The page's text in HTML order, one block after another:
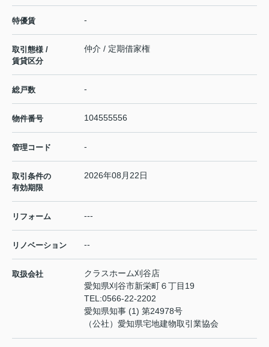
特優賃 -
取引態様 /
賃貸区分
仲介 / 定期借家権
総戸数 -
物件番号 104555556
管理コード -
取引条件の
有効期限
2026年08月22日
リフォーム ---
リノベーション --
取扱会社
クラスホーム刈谷店
愛知県刈谷市新栄町６丁目19
TEL:0566-22-2202
愛知県知事 (1) 第24978号
（公社）愛知県宅地建物取引業協会